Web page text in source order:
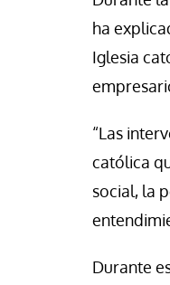
ha
Iglesia
“Las
católica
social, la
Durante